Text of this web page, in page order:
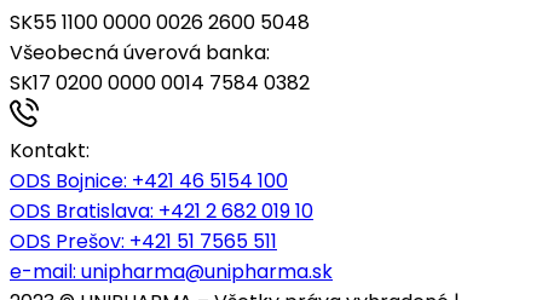
SK55 1100 0000 0026 2600 5048
Všeobecná úverová banka:
SK17 0200 0000 0014 7584 0382
Kontakt:
ODS Bojnice: +421 46 5154 100
ODS Bratislava: +421 2 682 019 10
ODS Prešov: +421 51 7565 511
e-mail: unipharma@unipharma.sk